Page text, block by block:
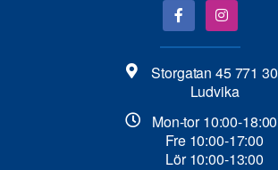
Storgatan 45 771 30
Ludvika
Mon-tor 10:00-18:00
Fre 10:00-17:00
Lör 10:00-13:00